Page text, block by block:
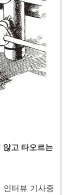
않고 타오르는
터뷰 기사중